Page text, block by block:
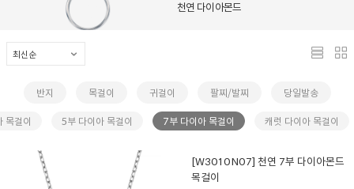
천연 다이아몬드
반지 목걸이 귀걸이 팔찌/발찌 당일발송
목걸이 5부 다이아 목걸이 7부 다이아 목걸이 캐럿 다이아 목걸이
[W3010N07] 천연 7부 다이아몬드
목걸이